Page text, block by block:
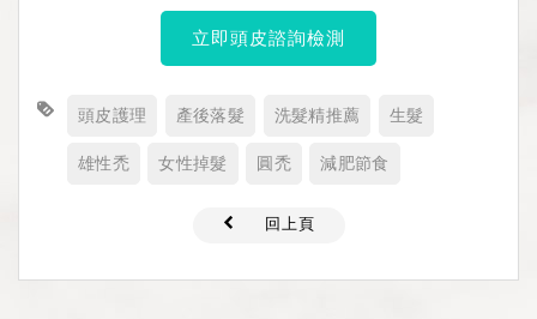
立即頭皮諮詢檢測
頭皮護理 產後落髮 洗髮精推薦 生髮
雄性禿 女性掉髮 圓禿 減肥節食
回上頁